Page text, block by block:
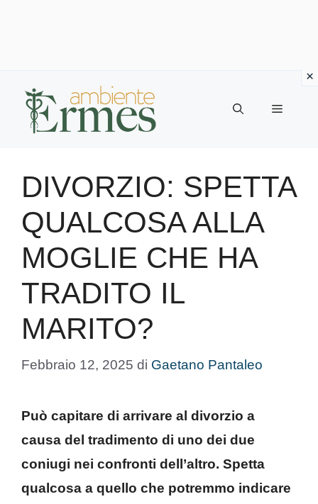
contenuto
Menu
DIVORZIO: SPETTA
QUALCOSA ALLA
MOGLIE CHE HA
TRADITO IL
MARITO?
Febbraio 12, 2025 di Gaetano Pantaleo
Può capitare di arrivare al divorzio a
causa del tradimento di uno dei due
coniugi nei confronti dell’altro. Spetta
qualcosa a quello che potremmo indicare